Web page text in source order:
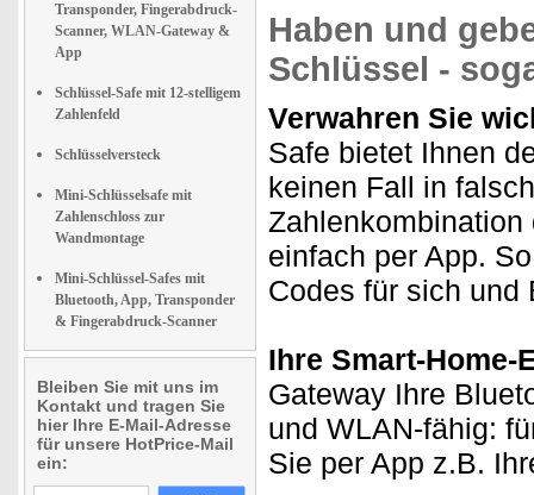
Transponder, Fingerabdruck-
Scanner, WLAN-Gateway &
App
Schlüssel-Safe mit 12-stelligem
Zahlenfeld
Schlüsselversteck
Mini-Schlüsselsafe mit
Zahlenschloss zur
Wandmontage
Mini-Schlüssel-Safes mit
Bluetooth, App, Transponder
& Fingerabdruck-Scanner
Bleiben Sie mit uns im
Kontakt und tragen Sie
hier Ihre E-Mail-Adresse
für unsere HotPrice-Mail
ein:
Haben und
Schlüssel -
Verwahren Sie
Safe bietet Ihnen
keinen Fall in
einfach per App.
Codes für sich und
Ihre Smart-Home-
Gateway Ihre
und WLAN-fähig:
Sie per App z.B.